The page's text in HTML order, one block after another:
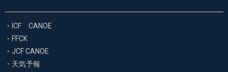
・ ICF CANOE
・ FFCK
・JCF CANOE
・ 天気予報